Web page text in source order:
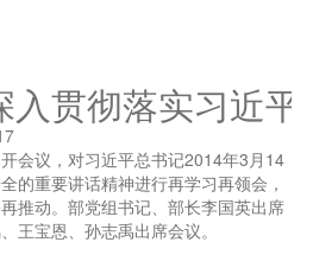
贯彻落实习近
会议，对习近平总书记2014年3月14
的重要讲话精神进行再学习再领会，
推动。部党组书记、部长李国英出席
王宝恩、孙志禹出席会议。